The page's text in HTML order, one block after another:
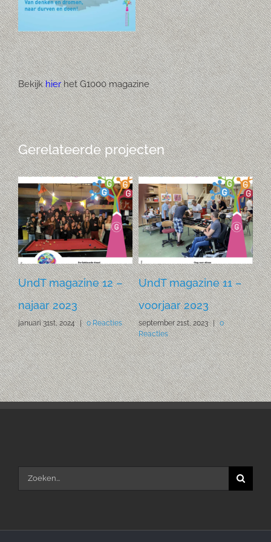
Bekijkhierhet G1000 magazine
Gerelateerde projecten
UndT magazine 12 –
najaar 2023
januari 31st, 2024 | 0 Reacties
UndT magazine 11 –
voorjaar 2023
september 21st, 2023 | 0
Reacties
Zoeken